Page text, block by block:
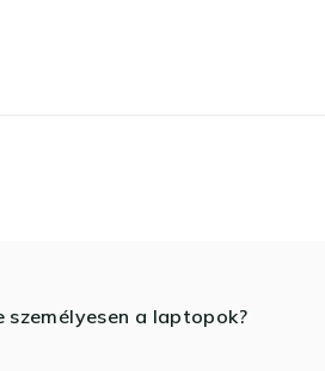
személyesen a laptopok?